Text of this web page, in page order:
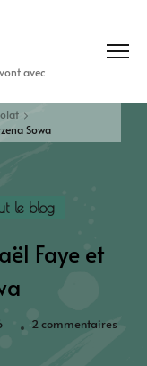
avec
Sowa
le blog
Faye et
2 commentaires